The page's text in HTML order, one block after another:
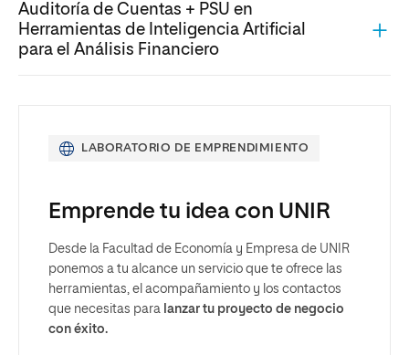
Auditoría de Cuentas + PSU en
Herramientas de Inteligencia Artificial
para el Análisis Financiero
LABORATORIO DE EMPRENDIMIENTO
Emprende tu idea con UNIR
Desde la Facultad de Economía y Empresa de UNIR
ponemos a tu alcance un servicio que te ofrece las
herramientas, el acompañamiento y los contactos
que necesitas para lanzar tu proyecto de negocio
con éxito.